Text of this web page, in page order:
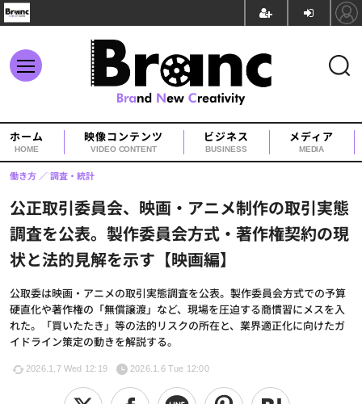
ホーム
HOME
映像コンテンツ
VIDEO CONTENT
ビジネス
BUSINESS
メディア
MEDIA
公正取引委員会、映画・アニメ制作の取引実態
調査を公表。製作委員会方式・著作権契約の現
状と法的見解を示す【映画編】
公取委は映画・アニメの取引実態調査を公表。製作委員会方式での予算
硬直化や著作権の「無償譲渡」など、現場を圧迫する商慣習にメスを入
れた。「買いたたき」等の法的リスクの所在と、業界適正化に向けたガ
イドライン策定の動きを解説する。
働き方 調査・統計
2026.1.7 Wed 12:19 2026.1.6 Tue 12:00